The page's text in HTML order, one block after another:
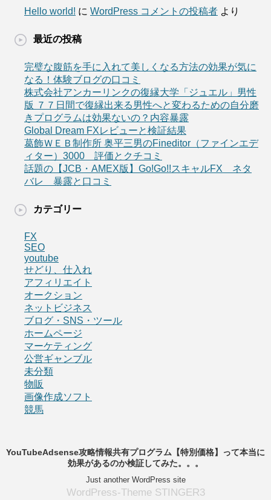
Hello world! に WordPress コメントの投稿者 より
最近の投稿
完璧な腹筋を手に入れて美しくなる方法の効果が気に
なる！体験ブログの口コミ
株式会社アンカーリンクの復縁大学「ジュエル」男性
版 ７７日間で復縁出来る男性へと変わるための自分磨
きプログラムは効果ないの？内容暴露
Global Dream FXレビューと検証結果
葛飾ＷＥＢ制作所 奥平三男のFineditor（ファインエデ
ィター）3000 評価とクチコミ
話題の【JCB・AMEX版】Go!Go!!スキャルFX ネタ
バレ 暴露と口コミ
カテゴリー
FX
SEO
youtube
せどり、仕入れ
アフィリエイト
オークション
ネットビジネス
ブログ・SNS・ツール
ホームページ
マーケティング
公営ギャンブル
未分類
物販
画像作成ソフト
競馬
YouTubeAdsense攻略情報共有プログラム【特別価格】って本当に
効果があるのか検証してみた。。。
Just another WordPress site
WordPress-Theme STINGER3